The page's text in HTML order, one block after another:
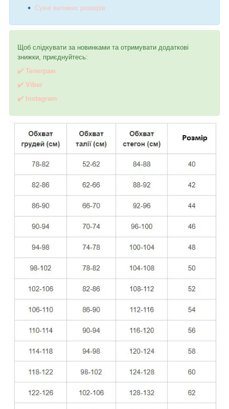
Сукні великих розмірів
Щоб слідкувати за новинками та отримувати додаткові
знижки, приєднуйтесь:
✔️ Телеграм
✔️ Viber
✔️ nstagram